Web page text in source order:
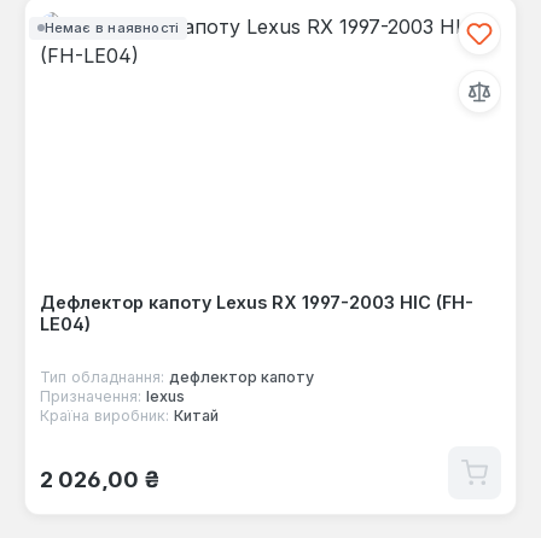
Немає в наявності
Дефлектор капоту Lexus RX 1997-2003 HIC (FH-
LE04)
Тип обладнання: дефлектор капоту
Призначення: lexus
Країна виробник: Китай
Звичайна ціна:
2 026,00 ₴